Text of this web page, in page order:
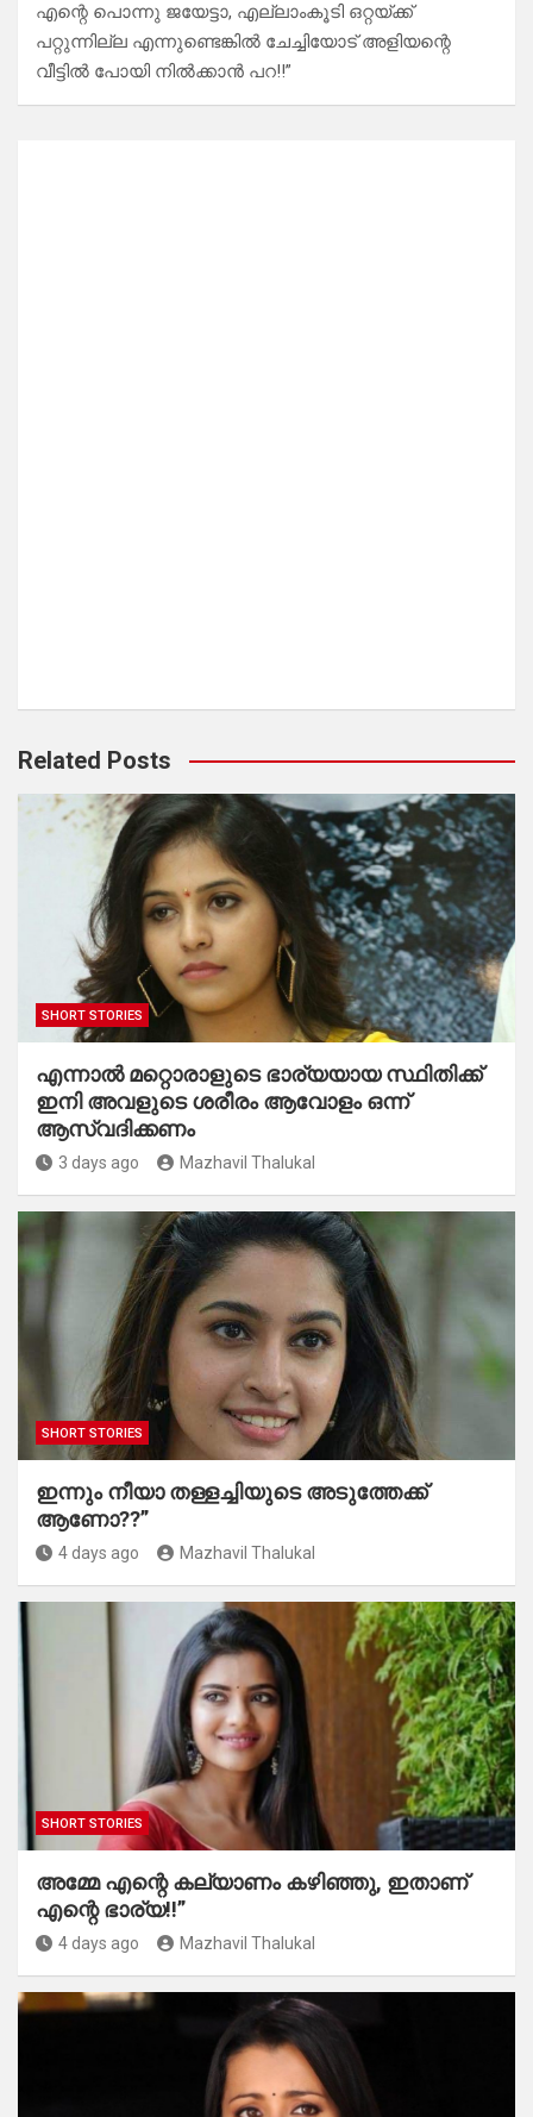
എന്റെ പൊന്നു ജയേട്ടാ, എല്ലാംകൂടി ഒറ്റയ്ക്ക്
പറ്റുന്നില്ല എന്നുണ്ടെങ്കിൽ ചേച്ചിയോട് അളിയന്റെ
വീട്ടിൽ പോയി നിൽക്കാൻ പറ!!”
Related Posts
SHORT STORIES
എന്നാൽ മറ്റൊരാളുടെ ഭാര്യയായ സ്ഥിതിക്ക്
ഇനി അവളുടെ ശരീരം ആവോളം ഒന്ന്
ആസ്വദിക്കണം
3 days ago Mazhavil Thalukal
SHORT STORIES
ഇന്നും നീയാ തള്ളച്ചിയുടെ അടുത്തേക്ക്
ആണോ??”
4 days ago Mazhavil Thalukal
SHORT STORIES
അമ്മേ എന്റെ കല്യാണം കഴിഞ്ഞു, ഇതാണ്
എന്റെ ഭാര്യ!!”
4 days ago Mazhavil Thalukal